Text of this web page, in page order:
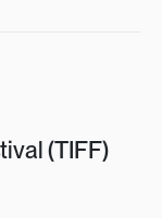
(TIFF)